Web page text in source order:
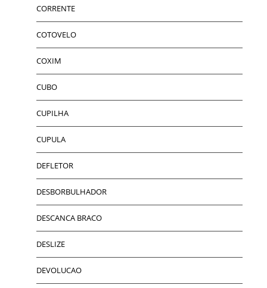
CORRENTE
COTOVELO
COXIM
CUBO
CUPILHA
CUPULA
DEFLETOR
DESBORBULHADOR
DESCANCA BRACO
DESLIZE
DEVOLUCAO